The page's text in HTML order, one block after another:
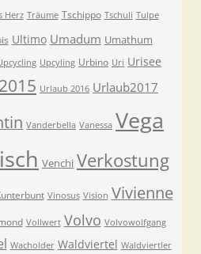
Herz Träume Tschippo Tschuli Tulpe
Ultimo Umadum Umathum
Upcyling Urbino Uri Urisee
Urlaub 2016 Urlaub2017
Vanderbella Vanessa Vega
Venchi Verkostung
Vinosus Vision Vivienne
Vollwert Volvo Volvowolfgang
Wacholder Waldviertel Waldviertler